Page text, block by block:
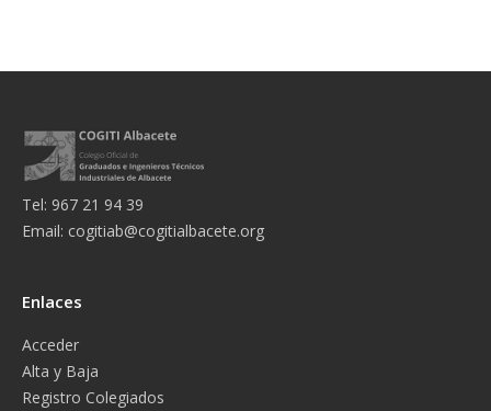
Tel: 967 21 94 39
Email: cogitiab@cogitialbacete.org
Enlaces
Acceder
Alta y Baja
Registro Colegiados